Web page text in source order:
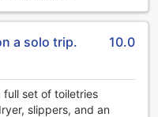
a solo trip. 10.0
set of toiletries
slippers, and an